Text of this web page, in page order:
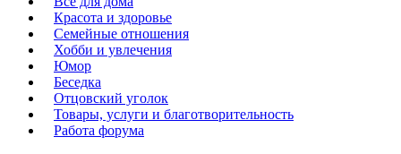
Красота и здоровье
Семейные отношения
Хобби и увлечения
Юмор
Беседка
Отцовский уголок
Товары, услуги и благотворительность
Работа форума